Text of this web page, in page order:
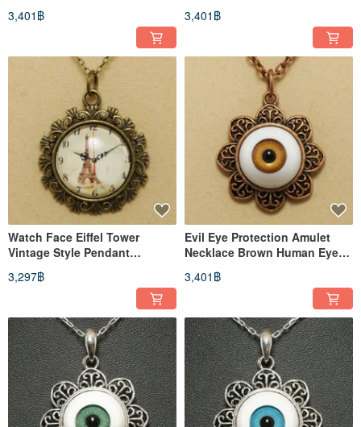
3,401฿
Jewelry Gift
3,401฿
Watch Face Eiffel Tower
Vintage Style Pendant
Gift
3,297฿
Evil Eye Protection Amulet
Necklace Brown Human Eye
3,401฿